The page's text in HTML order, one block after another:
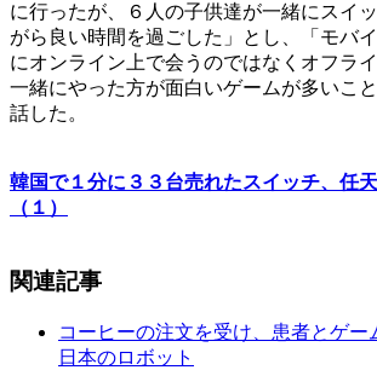
に行ったが、６人の子供達が一緒にスイ
がら良い時間を過ごした」とし、「モバ
にオンライン上で会うのではなくオフラ
一緒にやった方が面白いゲームが多いこ
話した。
韓国で１分に３３台売れたスイッチ、任
（１）
関連記事
コーヒーの注文を受け、患者とゲ
日本のロボット